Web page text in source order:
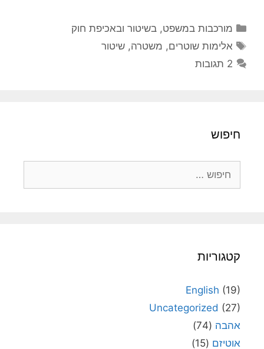
קטגוריות
מורכבות במשפט, בשיטור ובאכיפת חוק
תגיות
אלימות שוטרים, משטרה,שיטור
2 תגובות
חיפוש
קטגוריות
English (19)
Uncategorized (27)
אהבה (74)
אוטיזם (15)